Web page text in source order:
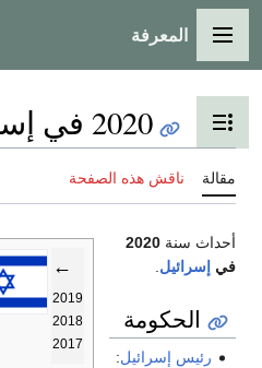
القائمة الرئيسية
المعرفة
تبديل عرض جدول المحتويات
2020 في إسرائيل
مقالة ناقش هذه الصفحة
←
2019
2018
2017
أحداث سنة 2020
في إسرائيل
الحكومة
رئيس إسرائيل: